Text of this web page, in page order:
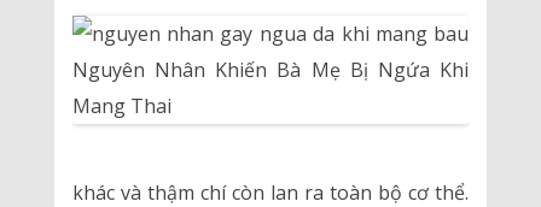
khác và thậm chí còn lan ra toàn bộ cơ thể.